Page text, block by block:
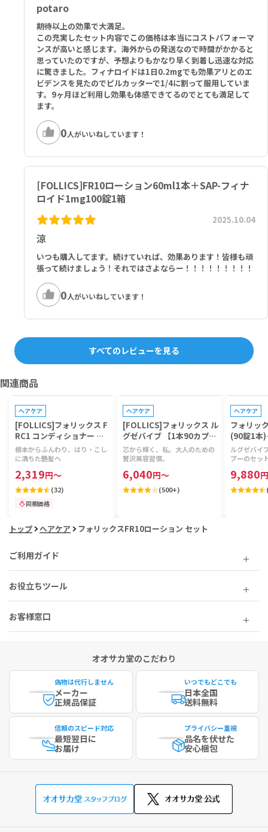
フィナロイド
粉砕・破損した場合は、成人男性以外は取り扱わないようにしてくだ
さい。
服用するのを忘れた際は、思い出したときにすぐ服用してください。
※ただし、2回分を一度に服用しないこと。
本剤の効果が確認できるまで通常6ヶ月は継続してください。
前立腺がん検診（PSA検診）を受診する際は、検査実施前に医師へ本
剤服用の旨をご申告ください。
■以下の方は本剤を服用しないでください。
本剤の成分に対し過敏症の既往歴のある方
妊婦又は妊娠している可能性のある婦人及び授乳中の婦人
Follics（フォリックス）コンフィデンス
本品は男性用です。
本品は、多量摂取により疾病が治癒したり、より健康が増進するもの
ではありません。1日の摂取目安量を必ず守り、過剰な摂取はお控え
ください。
本品や、含有成分にアレルギーのある方は、使用をお控えください。
子供の手の届かないところに保管してください。
30℃以下の冷暗所に保管してください。
Other Ingredients: Gelatin, Rice Flour, Vegetable Stearate
s, Silicon Dioxide, Artificial Mint Flavor, Titanium Dioxide, FD
&C Blue #1.
2カプセルあたり：
ビタミンE（d-α コハク酸トコフェロール [60IU]） 80.4mg、ナイア
シン 20mg、葉酸塩 100.2mcg DFE（葉酸 60mcg）、ビオチン 100
0mcg、パントテン酸（d-パントテン酸カルシウム） 10mg、亜鉛
（酸化亜鉛） 10mg、セレン（セレン酸ナトリウム） 60mcg、銅
（酸化銅） 2mg、馬プラセンタ（25倍濃縮） 334mg、ソーパルメッ
ト果実4：1エキス（ノコギリヤシ） 80mg、フィーバーフュー根茎粉
末（ナツシロギク） 40mg、アシュワガンダ根5：1エキス（ウィタニ
アソムニフェラ） 120mg、トコトリエノール粉末 30mg、L-リジン
（L-リジンＨＣｌ） 100mg、ヒハツモドキ果実4：1エキス 100m
g、大豆イソフラボン 12mg、加水分解ケラチン 4mg
その他の成分：ゼラチン、コメ粉、ステアリン酸（植物性）、二酸化
ケイ素、人工ミントフレーバー、酸化チタン、青１
potaro
期待以上の効果で大満足。
この充実したセット内容でこの価格は本当にコストパフォーマ
ンスが高いと感じます。海外からの発送なので時間がかかると
思っていたのですが、予想よりもかなり早く到着し迅速な対応
に驚きました。フィナロイドは1日0.2mgでも効果アリとのエ
ビデンスを見たのでピルカッターで1/4に割って服用していま
す。9ヶ月ほど利用し効果も体感できてるのでとても満足して
ます。
0人がいいねしています！
[FOLLICS]FR10ローション60ml1本＋SAP-フィナ
ロイド1mg100錠1箱
涼
2025.10.04
いつも購入してます。続けていれば、効果あります！皆様も頑
張って続けましょう！それではさよならー！！！！！！！！！
0人がいいねしています！
すべてのレビューを見る
関連商品
プレゼントキャンペーン対象
ヘアケア
[FOLLICS]フォリックス F
RC1 コンディショナー 【1
本250ml】
根本からふんわり、はり・こし
に満ちた艶髪へ
2,319円～
(32)
同梱価格
ヘアケア
[FOLLICS]フォリックス ル
グゼバイブ 【1本90カプセ
ル】
芯から輝く、私。大人のための
贅沢美容習慣。
6,040円～
(500+)
ヘアケア
フォリッ
(90錠1本)
リデニカ
プシャン
コンディ
1本)/エッ
箱)・女性
ルグゼバイ
プーのセッ
9,880円
トップ ヘアケア フォリックスFR10ローション セット
ご利用ガイド
お役立ちツール
お客様窓口
オオサカ堂のこだわり
偽物は代行しません
メーカー
正規品保証
いつでもどこでも
日本全国
送料無料
信頼のスピード対応
最短翌日に
お届け
プライバシー重視
品名を伏せた
安心梱包